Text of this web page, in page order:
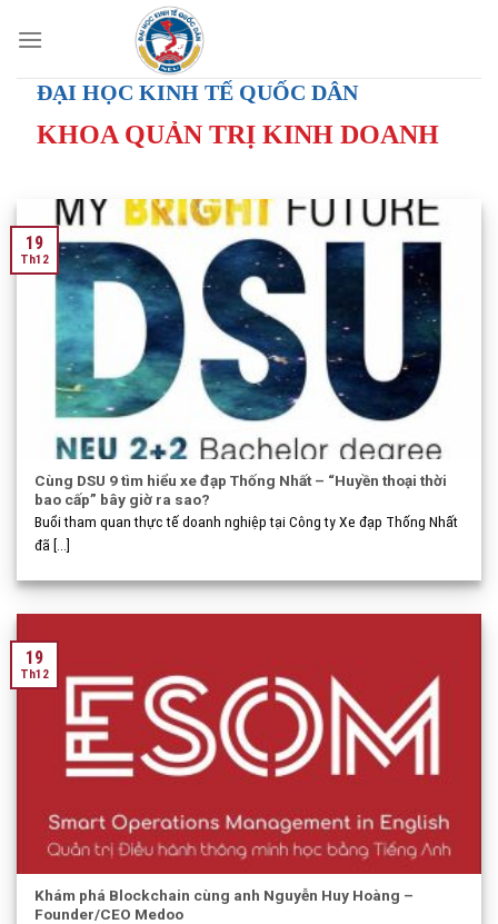
ĐẠI HỌC KINH TẾ QUỐC DÂN
KHOA QUẢN TRỊ KINH DOANH
Cùng DSU 9 tìm hiểu xe đạp Thống Nhất – “Huyền thoại thời
bao cấp” bây giờ ra sao?
Buổi tham quan thực tế doanh nghiệp tại Công ty Xe đạp Thống Nhất
đã [...]
19
Th12
Khám phá Blockchain cùng anh Nguyễn Huy Hoàng –
Founder/CEO Medoo
19
Th12